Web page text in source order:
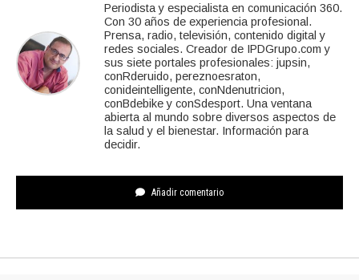
Periodista y especialista en comunicación 360.
Con 30 años de experiencia profesional.
Prensa, radio, televisión, contenido digital y
redes sociales. Creador de IPDGrupo.com y
sus siete portales profesionales: jupsin,
conRderuido, pereznoesraton,
conideintelligente, conNdenutricion,
conBdebike y conSdesport. Una ventana
abierta al mundo sobre diversos aspectos de
la salud y el bienestar. Información para
decidir.
Añadir comentario